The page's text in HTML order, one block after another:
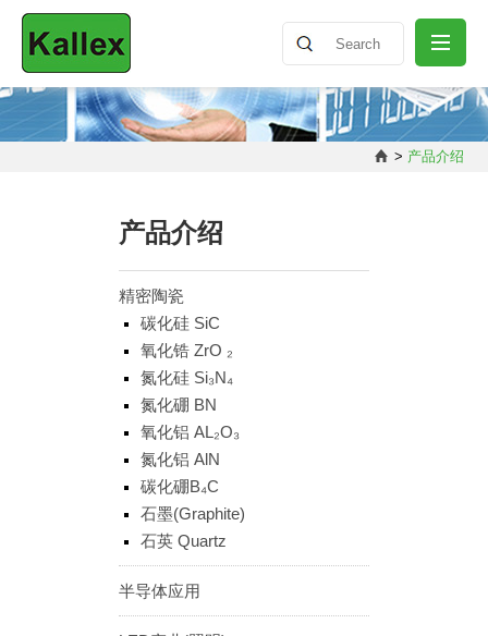
公司介绍
产品介绍
知识分享
联络我们
ENGLISH
簡中
> 产品介绍
产品介绍
精密陶瓷
碳化硅 SiC
氧化锆 ZrO ₂
氮化硅 Si₃N₄
氮化硼 BN
氧化铝 AL₂O₃
氮化铝 AlN
碳化硼B₄C
石墨(Graphite)
石英 Quartz
半导体应用